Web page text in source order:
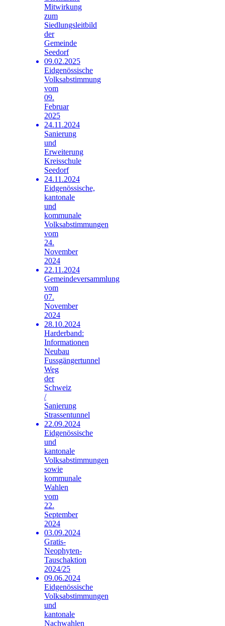
Mitwirkung
zum
Siedlungsleitbild
der
Gemeinde
Seedorf
09.02.2025
Eidgenössische
Volksabstimmung
vom
09.
Februar
2025
24.11.2024
Sanierung
und
Erweiterung
Kreisschule
Seedorf
24.11.2024
Eidgenössische,
kantonale
und
kommunale
Volksabstimmungen
vom
24.
November
2024
22.11.2024
Gemeindeversammlung
vom
07.
November
2024
28.10.2024
Harderband:
Informationen
Neubau
Fussgängertunnel
Weg
der
Schweiz
/
Sanierung
Strassentunnel
22.09.2024
Eidgenössische
und
kantonale
Volksabstimmungen
sowie
kommunale
Wahlen
vom
22.
September
2024
03.09.2024
Gratis-
Neophyten-
Tauschaktion
2024/25
09.06.2024
Eidgenössische
Volksabstimmungen
und
kantonale
Nachwahlen